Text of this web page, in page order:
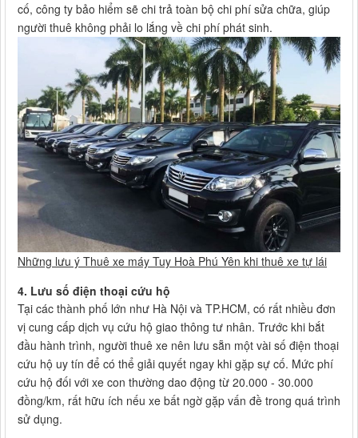
cố, công ty bảo hiểm sẽ chi trả toàn bộ chi phí sửa chữa, giúp
người thuê không phải lo lắng về chi phí phát sinh.
Những lưu ý Thuê xe máy Tuy Hoà Phú Yên khi thuê xe tự lái
4. Lưu số điện thoại cứu hộ
Tại các thành phố lớn như Hà Nội và TP.HCM, có rất nhiều đơn
vị cung cấp dịch vụ cứu hộ giao thông tư nhân. Trước khi bắt
đầu hành trình, người thuê xe nên lưu sẵn một vài số điện thoại
cứu hộ uy tín để có thể giải quyết ngay khi gặp sự cố. Mức phí
cứu hộ đối với xe con thường dao động từ 20.000 - 30.000
đồng/km, rất hữu ích nếu xe bất ngờ gặp vấn đề trong quá trình
sử dụng.